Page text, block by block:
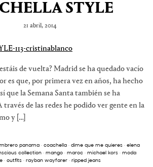
STYLE
21 abril, 2014
de vuelta? Madrid se ha quedado vacío
es que, por primera vez en años, ha hecho
que la Semana Santa también se ha
de las redes he podido ver gente en la
y […]
panama · coachella · dime que me quieres · elena
collection · mango · maroc · michael kors · moda
· outfits · rayban wayfarer · ripped jeans